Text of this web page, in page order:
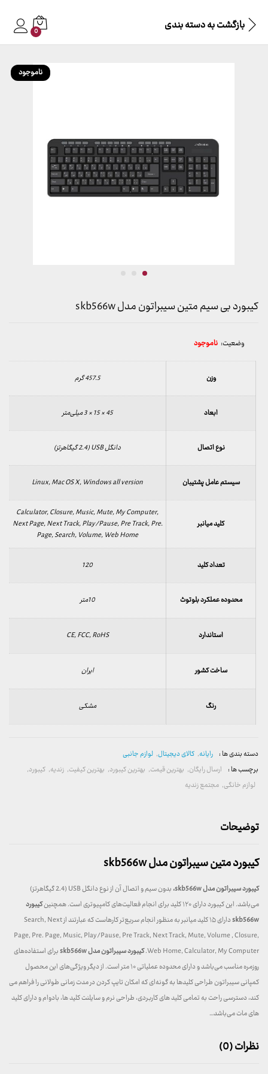
بازگشت بهدسته بندی 0
ناموجود
کیبورد بی سیم متین سیبراتون مدل skb566w
وضعیت: ناموجود
وزن 457.5 گرم
ابعاد 45 × 15 × 3 میلی‌متر
نوع اتصال دانگل USB (2.4 گیگاهرتز)
سیستم عامل پشتیبان Linux, Mac OS X, Windows all version
کلید میانبر
Calculator, Closure, Music, Mute, My Computer,
Next Page, Next Track, Play/Pause, Pre Track, Pre.
Page, Search, Volume, Web Home
تعداد کلید 120
محدوده عملکرد بلوتوث 10متر
استاندارد CE, FCC, RoHS
ساخت کشور ایران
رنگ مشکی
دسته بندی ها : رایانه, کالای دیجیتال, لوازم جانبی
برچسب ها : ارسال رایگان, بهترین قیمت, بهترین کیبورد, بهترین کیفیت, زندیه, کیبورد,
لوازم خانگی, مجتمع زندیه
توضیحات
کیبورد متین سیبراتون مدل skb566w
کیبورد سیبراتون مدل skb566w،
بدون سیم و اتصال آن از نوع دانگل USB (2.4 گیگاهرتز)
می‌باشد. این کیبورد دارای ۱۲۰ کلید برای انجام فعالیت‌های کامپیوتری است. همچنین
کیبورد
skb566w
دارای ۱۵ کلید میانبر به منظور انجام سریع‌تر کارهاست که عبارتند از Search, Next
Page, Pre. Page, Music, Play/Pause, Pre Track, Next Track, Mute, Volume , Closure,
Web Home, Calculator, My Computer. کیبورد سیبراتون مدل skb566w
برای استفاده‌های
روزمره مناسب می‌باشد و دارای محدوده عملیاتی ۱۰ متر است. از دیگر ویژگی‌های این محصول
کمپانی سیبراتون طراحی کلید‌ها به گونه‌ای که امکان تایپ کردن در مدت زمانی طولانی را فراهم می
کند، دسترسی راحت به تمامی کلید های کاربردی، طراحی نرم و سایلنت کلید ها، بادوام و دارای کلید
های مات می‌باشد…
نظرات (0)